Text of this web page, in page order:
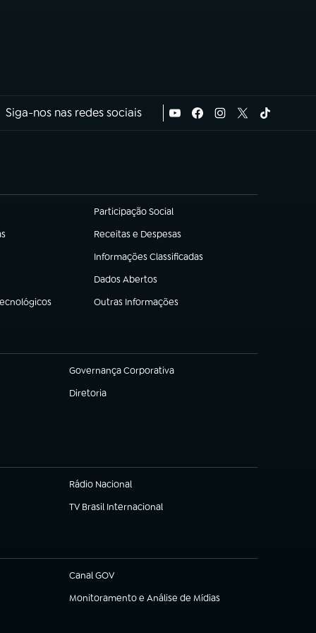
Siga-nos nas redes sociais
Participação Social
(abre em nova aba)
Receitas e Despesas
(abre em nova aba)
Informações Classificadas
(abre em nova aba)
Dados Abertos
(abre em nova aba)
Outras Informações
(abre em nova aba)
Governança Corporativa
(abre em nova aba)
Diretoria
(abre em nova aba)
Rádio Nacional
TV Brasil Internacional
(abre em nova aba)
Canal GOV
(abre em nova aba)
Monitoramento e Análise de Mídias
(abre em nova aba)